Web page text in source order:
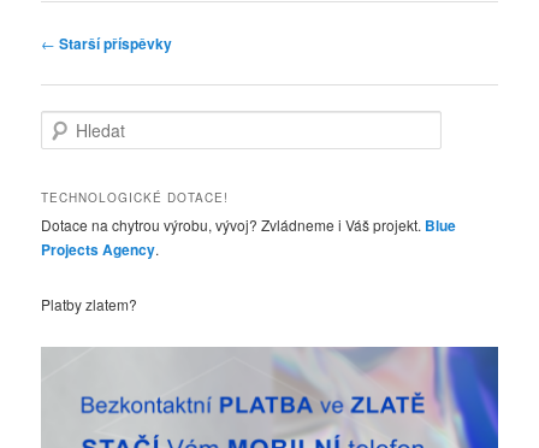
Navigace
příspěvky
← Starší příspěvky
l
d
t
TECHNOLOGICKÉ DOTACE!
Dotace na chytrou výrobu, vývoj? Zvládneme i Váš projekt. Blue
Projects Agency.
Platby zlatem?